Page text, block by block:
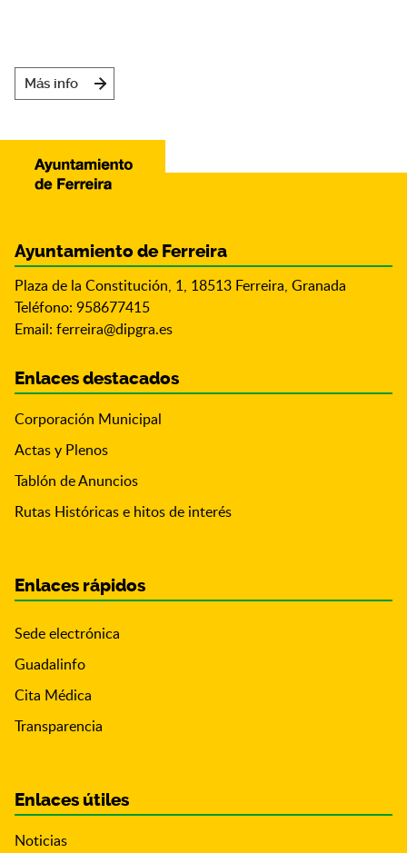
Más info
Ayuntamiento de Ferreira
Plaza de la Constitución, 1, 18513 Ferreira, Granada
Teléfono: 958677415
Email: ferreira@dipgra.es
Enlaces destacados
Corporación Municipal
Actas y Plenos
Tablón de Anuncios
Rutas Históricas e hitos de interés
Enlaces rápidos
Sede electrónica
Guadalinfo
Cita Médica
Transparencia
Enlaces útiles
Noticias